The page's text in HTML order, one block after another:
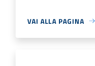
VAI ALLA PAGINA